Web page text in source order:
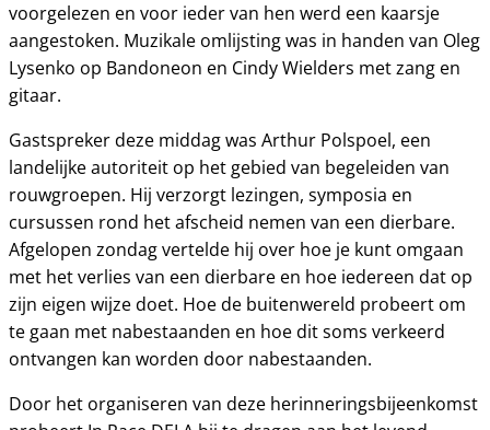
voorgelezen en voor ieder van hen werd een kaarsje
aangestoken. Muzikale omlijsting was in handen van Oleg
Lysenko op Bandoneon en Cindy Wielders met zang en
gitaar.
Gastspreker deze middag was Arthur Polspoel, een
landelijke autoriteit op het gebied van begeleiden van
rouwgroepen. Hij verzorgt lezingen, symposia en
cursussen rond het afscheid nemen van een dierbare.
Afgelopen zondag vertelde hij over hoe je kunt omgaan
met het verlies van een dierbare en hoe iedereen dat op
zijn eigen wijze doet. Hoe de buitenwereld probeert om
te gaan met nabestaanden en hoe dit soms verkeerd
ontvangen kan worden door nabestaanden.
Door het organiseren van deze herinneringsbijeenkomst